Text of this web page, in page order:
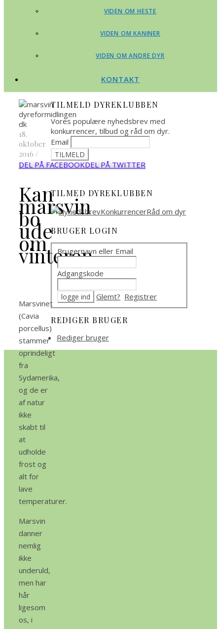
VIDEN OM HESTE
VIDEN OM KANINER
VIDEN OM ANDRE DYR
KONTAKT
18.
oktober
2016 /
DEL PÅ FACEBOOKDEL PÅ TWITTER
Kan
marsvin
bo
ude
om
vinteren
Marsvinet
(Cavia
porcellus)
stammer
oprindeligt
fra
Sydamerika,
og de er
af natur
ikke
skabt til
at
udholde
frost og
alt for
lave
temperaturer.
Marsvin
danner
nemlig
ikke
underuld,
men har
hår
ligesom
os, i
TILMELD DYREKLUBBEN
Vores populære nyhedsbrev med
konkurrencer, tilbud og råd om dyr.
Email
TILMED DYREKLUBBEN
BRUGER LOGIN
Brugernavn eller Email
Adgangskode
Glemt? Registrer
REDIGER BRUGER
Rediger bruger